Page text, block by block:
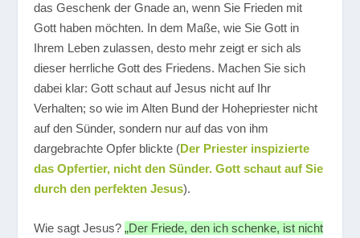
das Geschenk der Gnade an, wenn Sie Frieden mit
Gott haben möchten. In dem Maße, wie Sie Gott in
Ihrem Leben zulassen, desto mehr zeigt er sich als
dieser herrliche Gott des Friedens. Machen Sie sich
dabei klar: Gott schaut auf Jesus nicht auf Ihr
Verhalten; so wie im Alten Bund der Hohepriester nicht
auf den Sünder, sondern nur auf das von ihm
dargebrachte Opfer blickte (Der Priester inspizierte
das Opfertier, nicht den Sünder. Gott schaut auf Sie
durch den perfekten Jesus).
Wie sagt Jesus?„Der Friede, den ich schenke, ist nicht